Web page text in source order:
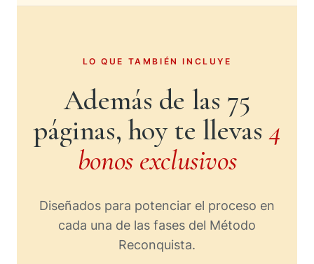
LO QUE TAMBIÉN INCLUYE
Además de las 75
páginas, hoy te llevas4
bonos exclusivos
Diseñados para potenciar el proceso en
cada una de las fases del Método
Reconquista.